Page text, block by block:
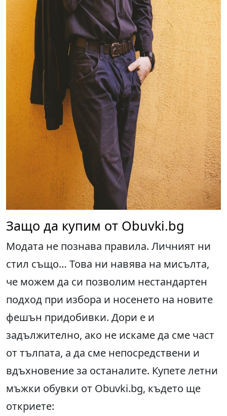
Защо да купим от Obuvki.bg
Модата не познава правила. Личният ни
стил също… Това ни навява на мисълта,
че можем да си позволим нестандартен
подход при избора и носенето на новите
фешън придобивки. Дори е и
задължително, ако не искаме да сме част
от тълпата, а да сме непосредствени и
вдъхновение за останалите. Купете летни
мъжки обувки от Obuvki.bg, където ще
откриете: